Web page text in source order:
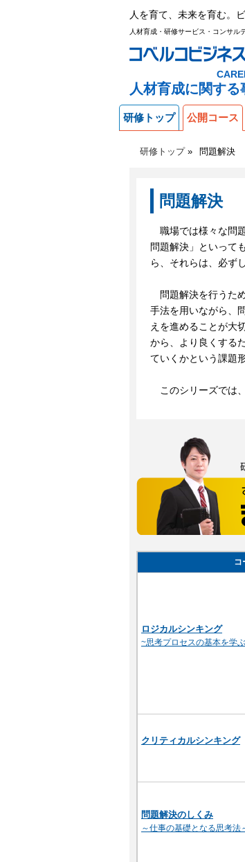
人を育て、未来を育む。
人材育成・研修サービス・コンサル
人材育成に関する
研修トップ 公開コース
研修トップ 問題解決
問題解決
職場では様々な問
問題解決」といって
ら、それらは、必ず
問題解決を行うた
手法を用いながら、
えを進めることが大
から、より良くする
ていくかという課題
このシリーズでは
コ
ロジカルシンキング
~思考プロセスの基本を学
クリティカルシンキング
問題解決のしくみ
～仕事の基礎となる思考法